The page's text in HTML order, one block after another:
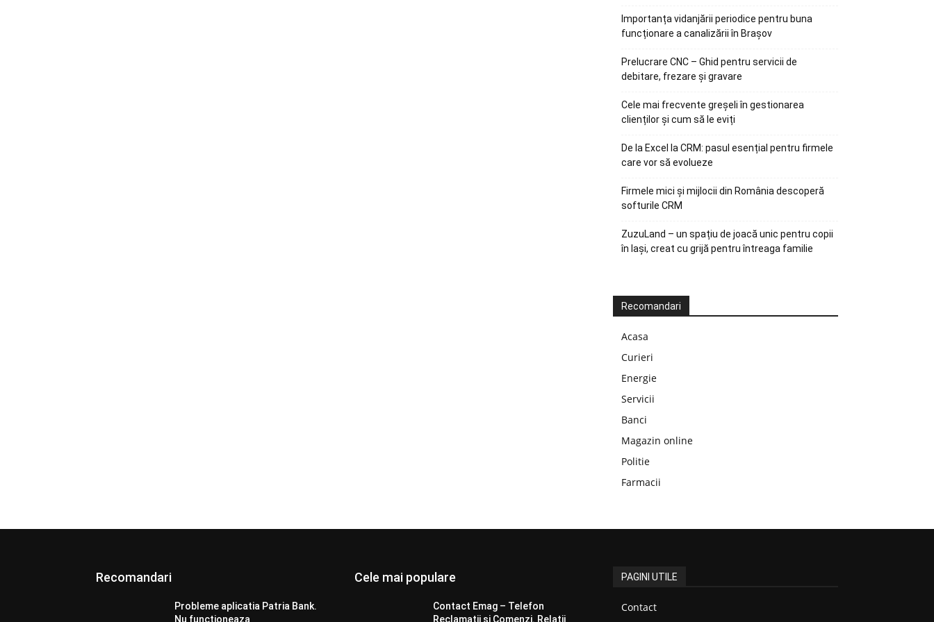
Importanța vidanjării periodice pentru buna
funcționare a canalizării în Brașov
Prelucrare CNC – Ghid pentru servicii de
debitare, frezare și gravare
Cele mai frecvente greșeli în gestionarea
clienților și cum să le eviți
De la Excel la CRM: pasul esențial pentru firmele
care vor să evolueze
Firmele mici și mijlocii din România descoperă
softurile CRM
ZuzuLand – un spațiu de joacă unic pentru copii
în Iași, creat cu grijă pentru întreaga familie
Recomandari
Acasa
Curieri
Energie
Servicii
Banci
Magazin online
Politie
Farmacii
Recomandari
Probleme aplicatia Patria Bank.
Nu functioneaza
Cele mai populare
Contact Emag – Telefon
Reclamatii si Comenzi. Relatii
PAGINI UTILE
Contact